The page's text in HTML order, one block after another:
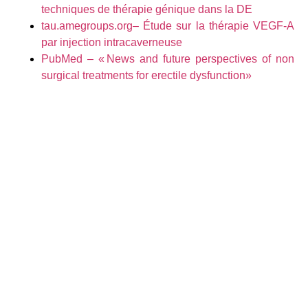
techniques de thérapie génique dans la DE
tau.amegroups.org– Étude sur la thérapie VEGF-A
par injection intracaverneuse
PubMed – « News and future perspectives of non
surgical treatments for erectile dysfunction»